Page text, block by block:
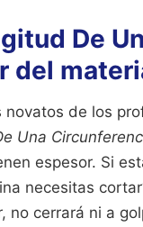
De
del
novatos de los
Una
espesor. Si
necesitas
no cerrará ni a